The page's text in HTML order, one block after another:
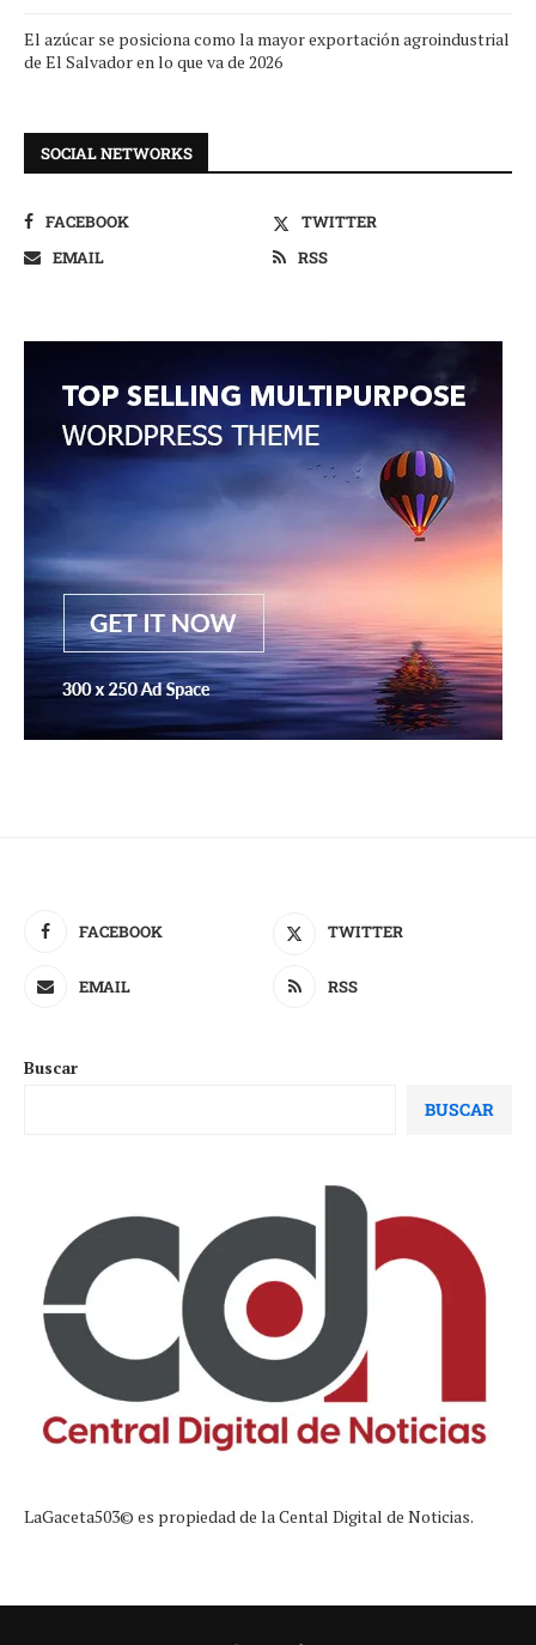
El azúcar se posiciona como la mayor exportación agroindustrial
de El Salvador en lo que va de 2026
SOCIAL NETWORKS
FACEBOOK
TWITTER
EMAIL
RSS
FACEBOOK TWITTER
EMAIL RSS
Buscar
BUSCAR
LaGaceta503© es propiedad de la Cental Digital de Noticias.